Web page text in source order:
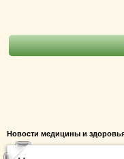
Новости медицины и